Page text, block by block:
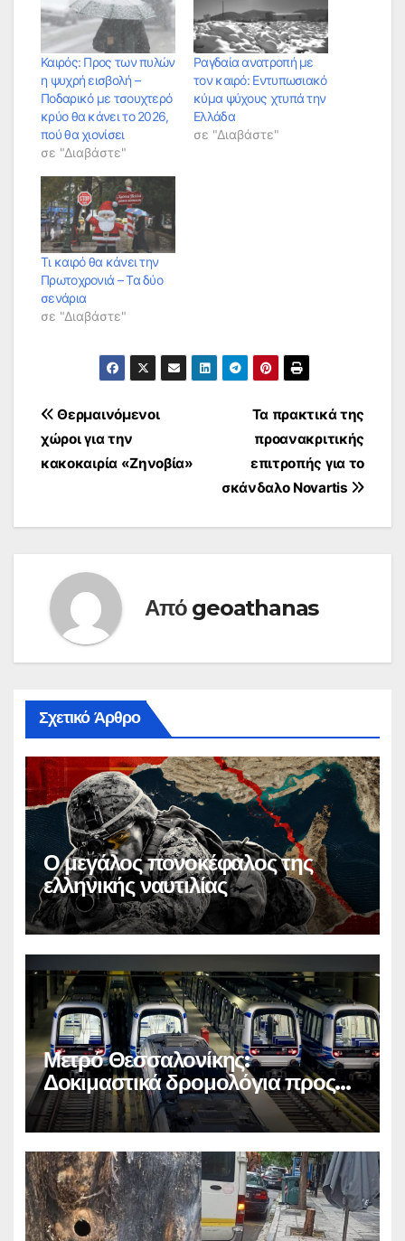
Καιρός: Προς των πυλών
η ψυχρή εισβολή –
Ποδαρικό με τσουχτερό
κρύο θα κάνει το 2026,
πού θα χιονίσει
σε "Διαβάστε"
Ραγδαία ανατροπή με
τον καιρό: Εντυπωσιακό
κύμα ψύχους χτυπά την
Ελλάδα
σε "Διαβάστε"
Τι καιρό θα κάνει την
Πρωτοχρονιά – Τα δύο
σενάρια
σε "Διαβάστε"
Πλοήγηση
άρθρων
Τα πρακτικά της
προανακριτικής
επιτροπής για το
σκάνδαλο Novartis
Θερμαινόμενοι
χώροι για την
κακοκαιρία «Ζηνοβία»
Από geoathanas
Σχετικό Άρθρο
Ο μεγάλος πονοκέφαλος της
ελληνικής ναυτιλίας
Μετρό Θεσσαλονίκης:
Δοκιμαστικά δρομολόγια προς
Καλαμαριά